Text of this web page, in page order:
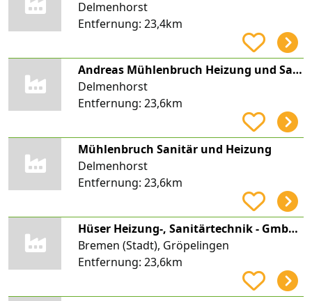
Delmenhorst
Entfernung: 23,4km
Andreas Mühlenbruch Heizung und Sanitär
Delmenhorst
Entfernung: 23,6km
Mühlenbruch Sanitär und Heizung
Delmenhorst
Entfernung: 23,6km
Hüser Heizung-, Sanitärtechnik - GmbH & Co. KG
Bremen (Stadt), Gröpelingen
Entfernung: 23,6km